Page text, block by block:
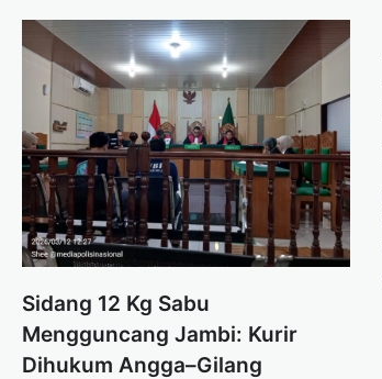
Sidang 12 Kg Sabu
Mengguncang Jambi: Kurir
Dihukum Angga–Gilang